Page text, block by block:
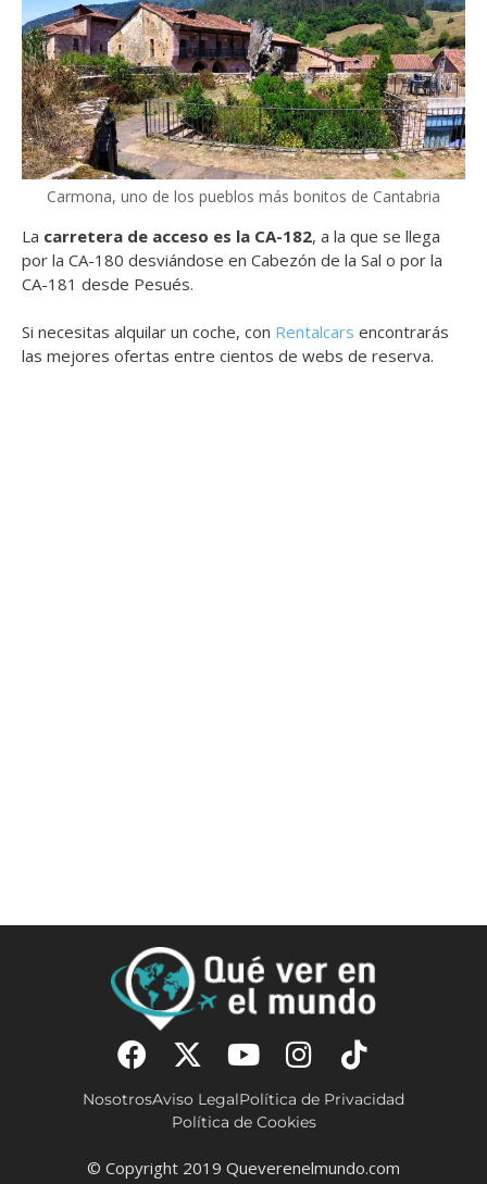
Carmona, uno de los pueblos más bonitos de Cantabria
La carretera de acceso es la CA-182, a la que se llega
por la CA-180 desviándose en Cabezón de la Sal o por la
CA-181 desde Pesués.
Si necesitas alquilar un coche, con Rentalcars encontrarás
las mejores ofertas entre cientos de webs de reserva.
NosotrosAviso LegalPolítica de Privacidad
Política de Cookies
© Copyright 2019 Queverenelmundo.com